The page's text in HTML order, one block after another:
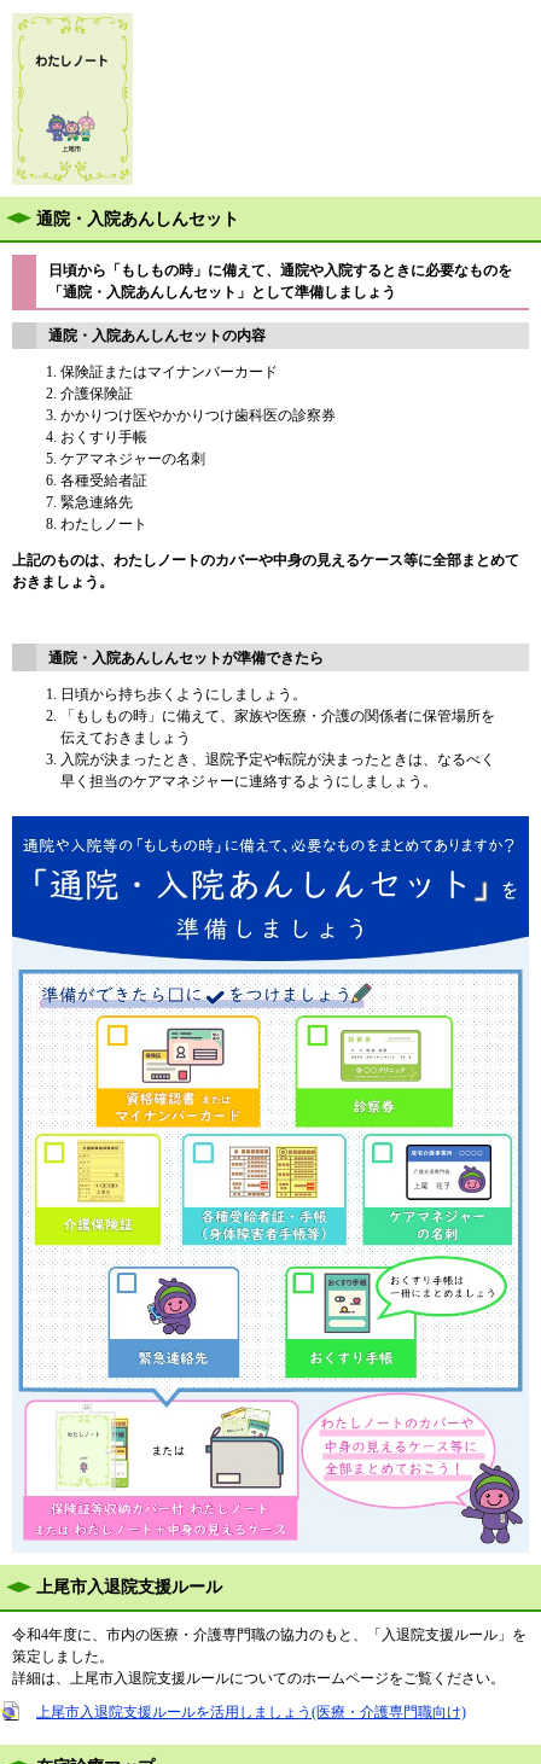
通院・入院あんしんセット
日頃から「もしもの時」に備えて、通院や入院するときに必要なものを
「通院・入院あんしんセット」として準備しましょう
通院・入院あんしんセットの内容
保険証またはマイナンバーカード
介護保険証
かかりつけ医やかかりつけ歯科医の診察券
おくすり手帳
ケアマネジャーの名刺
各種受給者証
緊急連絡先
わたしノート
上記のものは、わたしノートのカバーや中身の見えるケース等に全部まとめて
おきましょう。
通院・入院あんしんセットが準備できたら
日頃から持ち歩くようにしましょう。
「もしもの時」に備えて、家族や医療・介護の関係者に保管場所を
伝えておきましょう
入院が決まったとき、退院予定や転院が決まったときは、なるべく
早く担当のケアマネジャーに連絡するようにしましょう。
上尾市入退院支援ルール
令和4年度に、市内の医療・介護専門職の協力のもと、「入退院支援ルール」を
策定しました。
詳細は、上尾市入退院支援ルールについてのホームページをご覧ください。
上尾市入退院支援ルールを活用しましょう(医療・介護専門職向け)